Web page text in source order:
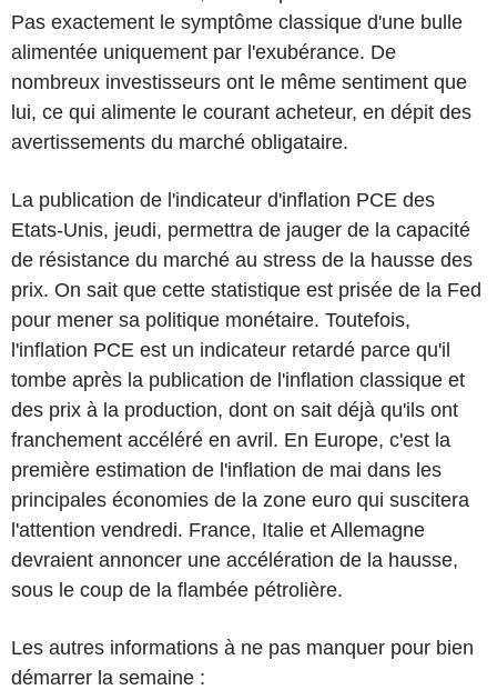
Pas exactement le symptôme classique d'une bulle
alimentée uniquement par l'exubérance. De
nombreux investisseurs ont le même sentiment que
lui, ce qui alimente le courant acheteur, en dépit des
avertissements du marché obligataire.
La publication de l'indicateur d'inflation PCE des
Etats-Unis, jeudi, permettra de jauger de la capacité
de résistance du marché au stress de la hausse des
prix. On sait que cette statistique est prisée de la Fed
pour mener sa politique monétaire. Toutefois,
l'inflation PCE est un indicateur retardé parce qu'il
tombe après la publication de l'inflation classique et
des prix à la production, dont on sait déjà qu'ils ont
franchement accéléré en avril. En Europe, c'est la
première estimation de l'inflation de mai dans les
principales économies de la zone euro qui suscitera
l'attention vendredi. France, Italie et Allemagne
devraient annoncer une accélération de la hausse,
sous le coup de la flambée pétrolière.
Les autres informations à ne pas manquer pour bien
démarrer la semaine :